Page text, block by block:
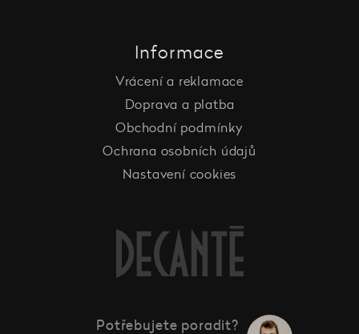
Informace
Vrácení a reklamace
Doprava a platba
Obchodní podmínky
Ochrana osobních údajů
Nastavení cookies
Potřebujete poradit?